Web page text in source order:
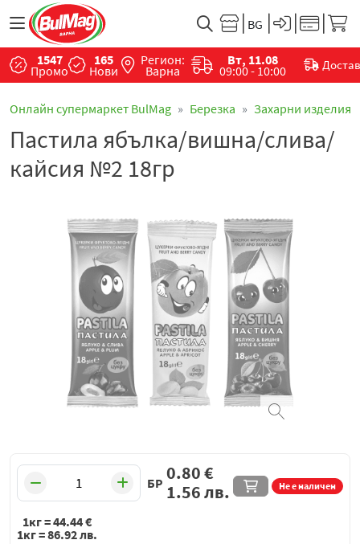
1547
Промо
165
Нови
Регион:
Варна
Вт, 11.08
09:00 - 10:00
Онлайн супермаркет BulMag Березка Захарни изделия
Пастила ябълка/вишна/слива/
кайсия №2 18гр
БР Не е наличен
0.80€
1.56лв.
1кг =44.44€
1кг =86.92лв.